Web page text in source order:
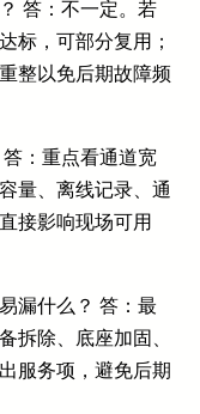
答：不一定。若
标，可部分复用；
整以免后期故障频
：重点看通道宽
量、离线记录、通
接影响现场可用
漏什么？ 答：最
拆除、底座加固、
服务项，避免后期